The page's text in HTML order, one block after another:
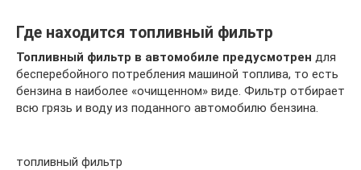
Где находится топливный фильтр
Топливный фильтр в автомобиле предусмотрен для
бесперебойного потребления машиной топлива, то есть
бензина в наиболее «очищенном» виде. Фильтр отбирает
всю грязь и воду из поданного автомобилю бензина.
топливный фильтр